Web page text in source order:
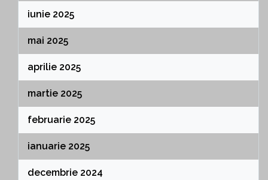
iunie 2025
mai 2025
aprilie 2025
martie 2025
februarie 2025
ianuarie 2025
decembrie 2024